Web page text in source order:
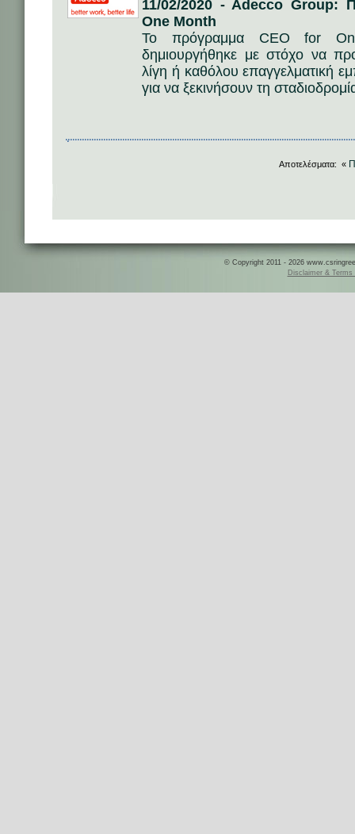
11/02/2020 - Adecco Group:
One Month
Το πρόγραμμα CEO for
δημιουργήθηκε με στόχο να
λίγη ή καθόλου επαγγελματική
για να ξεκινήσουν τη
Αποτελέσματα: «
© Copyright 2011 - 2026
Disclaimer & Terms